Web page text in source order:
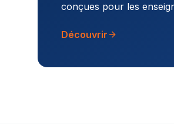
conçues pour les
Découvrir